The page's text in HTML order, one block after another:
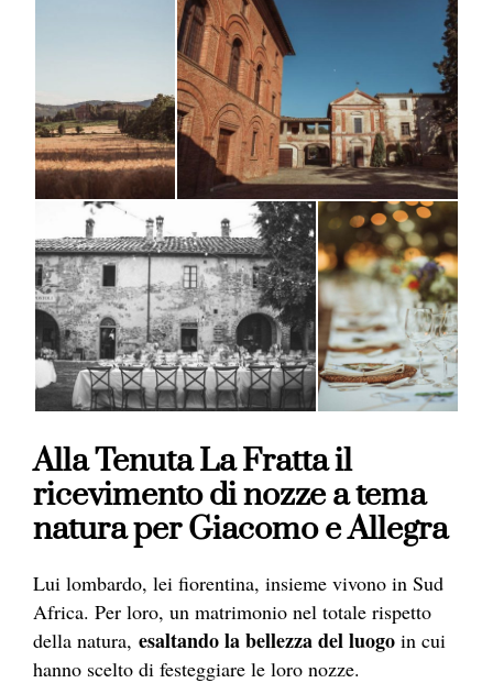
Alla Tenuta La Fratta il
ricevimento di nozze a tema
natura per Giacomo e Allegra
Lui lombardo, lei fiorentina, insieme vivono in Sud
Africa. Per loro, un matrimonio nel totale rispetto
della natura, esaltando la bellezza del luogo in cui
hanno scelto di festeggiare le loro nozze.